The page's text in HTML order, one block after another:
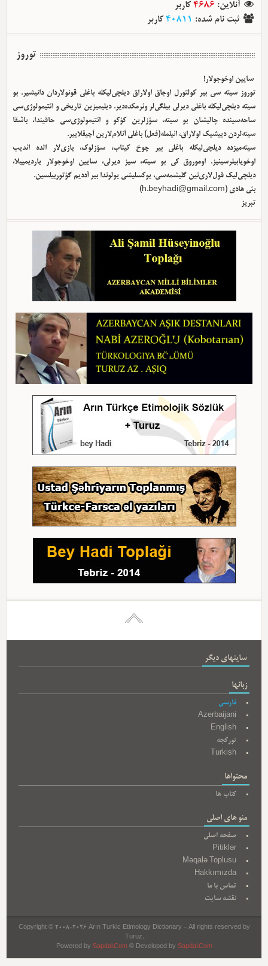
آنلاین:
4686 کاربر
ثبت نام شده:
40811 کاربر
توروز
سایین اوخوجولار!
توروز سیته سی بیر کولتورل اوجاق اولا‌راق دیلچی‌لیکله باغلی قونولاردان دانیشیر. بو
سیته دیلچی‌لیکله باغلی دیرلی بیلگی‌لر وئرمکده‌دیر. دیلیمیزین تاریخی و ائتیمولوژی‌سی
ساحه‌سینده چالیشان بو سیته، سؤزلرین کؤکو و ائتیمولوژی‌سی حاقیندا، باشقا
سیته‌لردن دییشیک اولا‌راق، ائیلمله(فعل) باغلی آنلام‌لارین آچیقلاییر.
سیته‌میزده دیلچی‌لیکله باغلی بیر چوخ کیتاب، سؤزلوک، یازی‌لار الده ائدیب
اوخویابیلرسینیز. اوموروق کی بو سیته، سیز دیرلی، سایین اوخوجولار یاردیمییلا،
دیلچی‌لیک قول‌لاری‌نین گلیشمه‌سی، یوکسلیشی یولوندا بیر آددیم گؤتوربیلسین.
بئی هادی (h.beyhadi@gmail.com
)
تبریز
سایتهای دیگر
زبانها
فارسی
Azerbaijani
English
تورکجه
Turkish
محتواها
کتاب ها
منو های اصلی
صفحه اصلی
Pitiklər
Məqalə Toplusu
Hakkımızda
تماس با ما
نقشه سایت
Copyright © 2008-2026 Arın Turkic Etimology Dictionary - All rights reserved by
Turuz.
Powered by Sapdal.Com© Developed by Sapdal.Com